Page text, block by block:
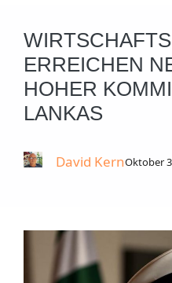
ERREICHEN
HOHER
LANKAS
David KernOktober